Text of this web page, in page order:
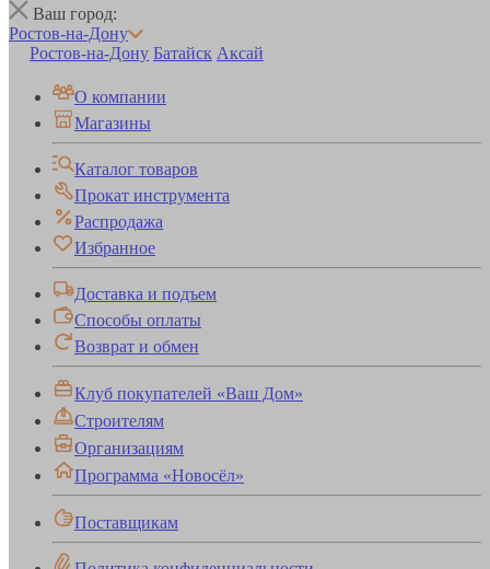
Ваш город:
Ростов-на-Дону
Ростов-на-Дону Батайск Аксай
О компании
Магазины
Каталог товаров
Прокат инструмента
Распродажа
Избранное
Доставка и подъем
Способы оплаты
Возврат и обмен
Клуб покупателей «Ваш Дом»
Строителям
Организациям
Программа «Новосёл»
Поставщикам